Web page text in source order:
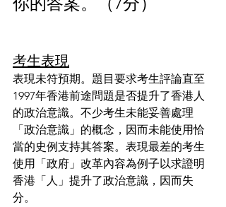
考生表現
表現未符預期。題目要求考生評論直至
1997年香港前途問題是否提升了香港人
的政治意識。不少考生未能妥善處理
「政治意識」的概念，因而未能使用恰
當的史例支持其答案。表現最差的考生
使用「政府」改革內容為例子以求證明
香港「人」提升了政治意識，因而失
分。